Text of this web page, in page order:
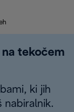
tekočem
ki jih
nabiralnik.